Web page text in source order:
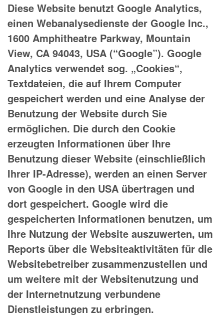
Diese Website benutzt Google Analytics,
einen Webanalysedienste der Google Inc.,
1600 Amphitheatre Parkway, Mountain
View, CA 94043, USA (“Google”). Google
Analytics verwendet sog. „Cookies“,
Textdateien, die auf Ihrem Computer
gespeichert werden und eine Analyse der
Benutzung der Website durch Sie
ermöglichen. Die durch den Cookie
erzeugten Informationen über Ihre
Benutzung dieser Website (einschließlich
Ihrer IP-Adresse), werden an einen Server
von Google in den USA übertragen und
dort gespeichert. Google wird die
gespeicherten Informationen benutzen, um
Ihre Nutzung der Website auszuwerten, um
Reports über die Websiteaktivitäten für die
Websitebetreiber zusammenzustellen und
um weitere mit der Websitenutzung und
der Internetnutzung verbundene
Dienstleistungen zu erbringen.